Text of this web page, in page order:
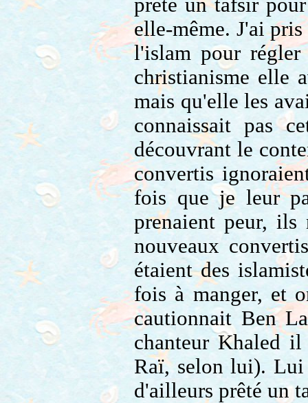
prêté un tafsir
elle-même. J'ai
l'islam pour régler
christianisme elle
mais qu'elle les
connaissait pas
découvrant le
convertis
fois que je leur
prenaient peur, ils
nouveaux
étaient des
fois à manger, et
cautionnait Ben
chanteur Khaled
Raï, selon lui). Lui
d'ailleurs prêté un